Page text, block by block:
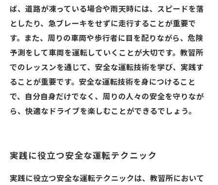
ば、道路が凍っている場合や雨天時には、スピードを落
としたり、急ブレーキをせずに走行することが重要で
す。また、周りの車両や歩行者に目を配りながら、危険
予測をして車両を運転していくことが大切です。教習所
でのレッスンを通じて、安全な運転技術を学び、実践す
ることが重要です。安全な運転技術を身につけること
で、自分自身だけでなく、周りの人々の安全を守りなが
ら、快適なドライブを楽しむことができるでしょう。
実践に役立つ安全な運転テクニック
実践に役立つ安全な運転テクニックは、教習所において